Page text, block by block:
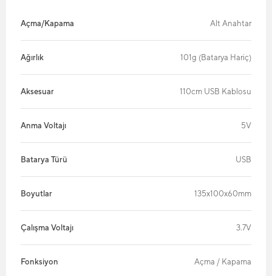
Açma/Kapama Alt Anahtar
Ağırlık 101g (Batarya Hariç)
Aksesuar 110cm USB Kablosu
Anma Voltajı 5V
Batarya Türü USB
Boyutlar 135x100x60mm
Çalışma Voltajı 3.7V
Fonksiyon Açma / Kapama